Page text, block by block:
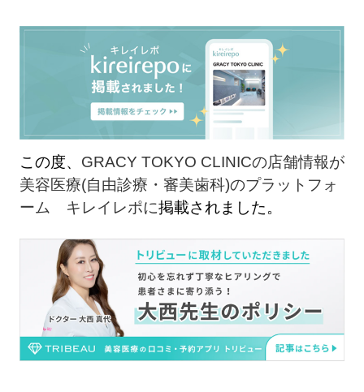
この度、 GRACY TOKYO CLINICの店舗情報が
美容医療(自由診療・審美歯科)のプラットフォ
ーム キレイレポに掲載されました。